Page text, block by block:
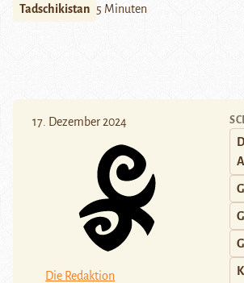
Tadschikistan 5 Minuten
17. Dezember 2024
Die Redaktion